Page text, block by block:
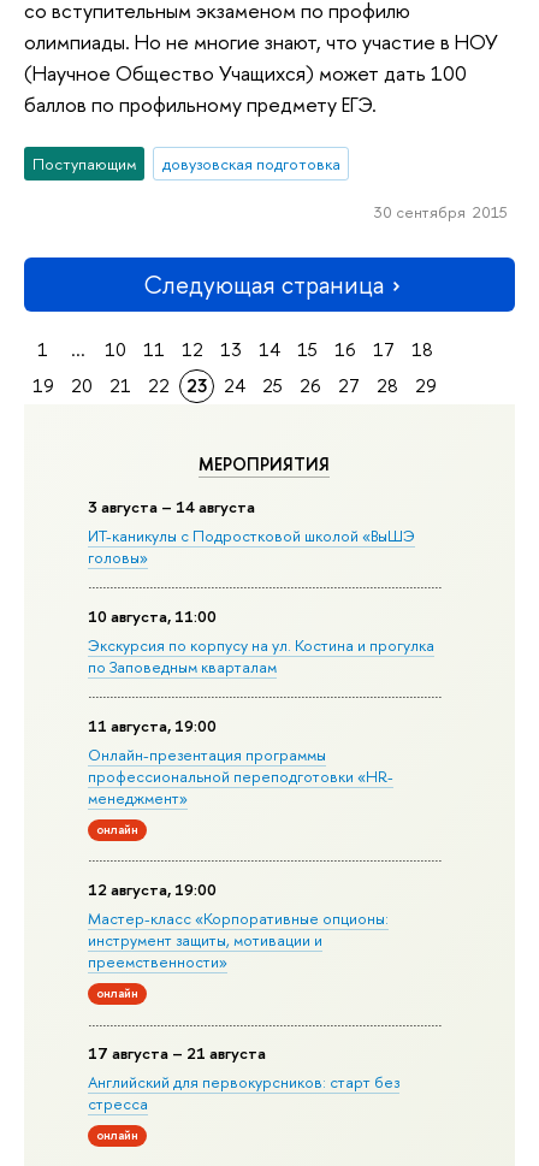
МЕРОПРИЯТИЯ
3 августа – 14 августа
ИТ-каникулы с Подростковой школой «ВыШЭ
головы»
10 августа, 11:00
Экскурсия по корпусу на ул. Костина и прогулка
по Заповедным кварталам
11 августа, 19:00
Онлайн-презентация программы
профессиональной переподготовки «HR-
менеджмент»
онлайн
12 августа, 19:00
Мастер-класс «Корпоративные опционы:
инструмент защиты, мотивации и
преемственности»
онлайн
17 августа – 21 августа
Английский для первокурсников: старт без
стресса
онлайн
со вступительным экзаменом по профилю
олимпиады. Но не многие знают, что участие в НОУ
(Научное Общество Учащихся) может дать 100
баллов по профильному предмету ЕГЭ.
Поступающим довузовская подготовка
30 сентября 2015
Следующая страница
1 ... 10 11 12 13 14 15 16 17
18
19
20 21 22 23 24 25 26 27 28 29